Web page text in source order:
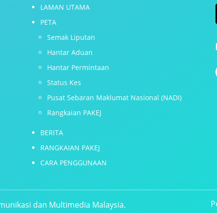
LAMAN UTAMA
PETA
Semak Liputan
Hantar Aduan
Hantar Permintaan
Status Kes
Pusat Sebaran Maklumat Nasional (NADI)
Rangkaian PAKEJ
BERITA
RANGKAIAN PAKEJ
CARA PENGGUNAAN
dan Multimedia Malaysia.